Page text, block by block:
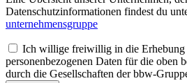
Datenschutzinformationen findest du
unternehmensgruppe
Ich willige freiwillig in die Erhebung
personenbezogenen Daten für die oben
durch die Gesellschaften der bbw-